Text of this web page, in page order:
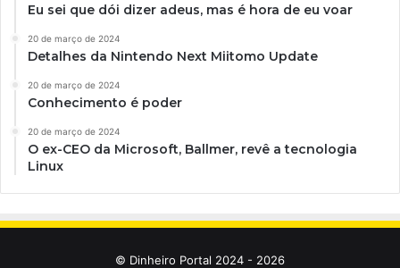
Eu sei que dói dizer adeus, mas é hora de eu voar
20 de março de 2024
Detalhes da Nintendo Next Miitomo Update
20 de março de 2024
Conhecimento é poder
20 de março de 2024
O ex-CEO da Microsoft, Ballmer, revê a tecnologia
Linux
© Dinheiro Portal 2024 - 2026